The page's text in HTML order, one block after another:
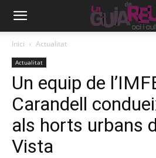
Inici Actualitat
Actualitat
Un equip de
Carandell
als horts urbans
Vista